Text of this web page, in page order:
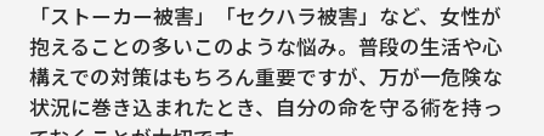
「ストーカー被害」「セクハラ被害」など、女性が
抱えることの多いこのような悩み。普段の生活や心
構えでの対策はもちろん重要ですが、万が一危険な
状況に巻き込まれたとき、自分の命を守る術を持っ